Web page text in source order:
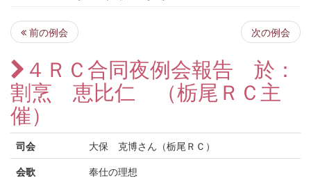
前の例会 次の例会
４ＲＣ合同夜例会報告 於：
割烹 恵比仁 （栃尾ＲＣ主
催）
司会
大保 克博さん（栃尾ＲＣ）
会歌
奉仕の理想